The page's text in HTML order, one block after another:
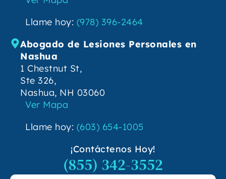
Llame hoy: (978) 396-2464
Abogado de Lesiones Personales en
Nashua
1 Chestnut St,
Ste 326,
Nashua, NH 03060
Ver Mapa
Llame hoy: (603) 654-1005
¡Contáctenos Hoy!
(855) 342-3552